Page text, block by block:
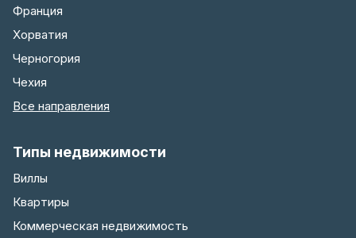
Франция
Хорватия
Черногория
Чехия
Все направления
Типы недвижимости
Виллы
Квартиры
Коммерческая недвижимость